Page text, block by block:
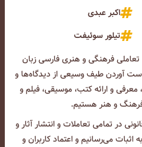
اکبر عبدی
تیلور سوئیفت
تعاملی فرهنگی و هنری فارسی زبان
آوردن طیف وسیعی از دیدگاه‌ها و
معرفی و ارائه کتب، موسیقی، فیلم و
فرهنگ و هنر هستیم.
در تمامی تعاملات و انتشار آثار و
اثبات می‌رسانیم و اعتماد کاربران و